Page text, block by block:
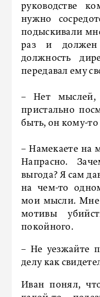
руководстве
нужно
подыскивали
раз и
должность
передавал ему
– Нет мыслей,
пристально
быть, он кому-то
– Намекаете на
Напрасно.
выгода? Я сам
на чем-то
мои мысли. Мне
мотивы
покойного.
– Не уезжайте
делу как
Иван понял,